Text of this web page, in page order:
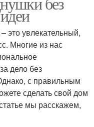
это увлекательный,
Многие из нас
дело без
с правильным
сделать свой дом
мы расскажем,